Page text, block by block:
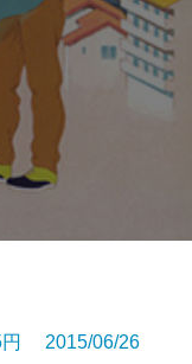
2015/06/26